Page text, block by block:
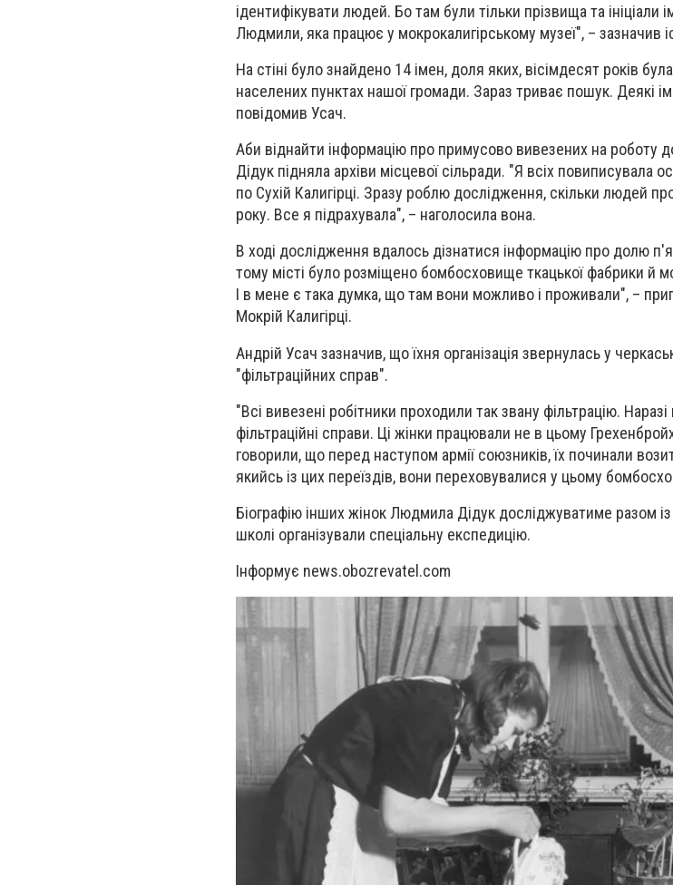
ідентифікувати людей. Бо там були тільки прізвища та ініціали
Людмили, яка працює у мокрокалигірському музеї", – зазначив
На стіні було знайдено 14 імен, доля яких, вісімдесят років
населених пунктах нашої громади. Зараз триває пошук. Деякі
повідомив Усач.
Аби віднайти інформацію про примусово вивезених на роботу
Дідук підняла архіви місцевої сільради. "Я всіх повиписувала
по Сухій Калигірці. Зразу роблю дослідження, скільки людей
року. Все я підрахувала", – наголосила вона.
В ході дослідження вдалось дізнатися інформацію про долю
тому місті було розміщено бомбосховище ткацької фабрики й
І в мене є така думка, що там вони можливо і проживали", –
Мокрій Калигірці.
Андрій Усач зазначив, що їхня організація звернулась у
"фільтраційних справ".
"Всі вивезені робітники проходили так звану фільтрацію.
фільтраційні справи. Ці жінки працювали не в цьому
говорили, що перед наступом армії союзників, їх починали
якийсь із цих переїздів, вони переховувалися у цьому
Біографію інших жінок Людмила Дідук досліджуватиме разом
школі організували спеціальну експедицію.
Інформує news.obozrevatel.com